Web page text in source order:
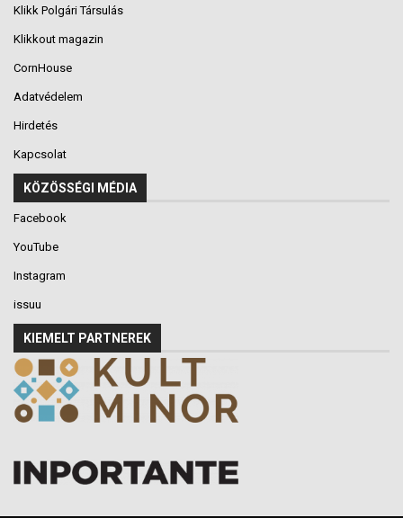
Klikk Polgári Társulás
Klikkout magazin
CornHouse
Adatvédelem
Hirdetés
Kapcsolat
KÖZÖSSÉGI MÉDIA
Facebook
YouTube
Instagram
issuu
KIEMELT PARTNEREK